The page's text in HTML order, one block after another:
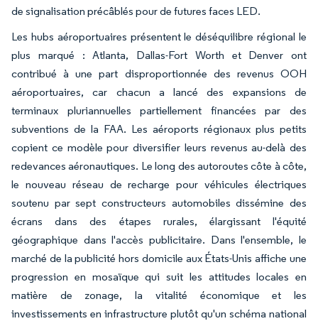
de signalisation précâblés pour de futures faces LED.
Les hubs aéroportuaires présentent le déséquilibre régional le
plus marqué : Atlanta, Dallas-Fort Worth et Denver ont
contribué à une part disproportionnée des revenus OOH
aéroportuaires, car chacun a lancé des expansions de
terminaux pluriannuelles partiellement financées par des
subventions de la FAA. Les aéroports régionaux plus petits
copient ce modèle pour diversifier leurs revenus au-delà des
redevances aéronautiques. Le long des autoroutes côte à côte,
le nouveau réseau de recharge pour véhicules électriques
soutenu par sept constructeurs automobiles dissémine des
écrans dans des étapes rurales, élargissant l'équité
géographique dans l'accès publicitaire. Dans l'ensemble, le
marché de la publicité hors domicile aux États-Unis affiche une
progression en mosaïque qui suit les attitudes locales en
matière de zonage, la vitalité économique et les
investissements en infrastructure plutôt qu'un schéma national